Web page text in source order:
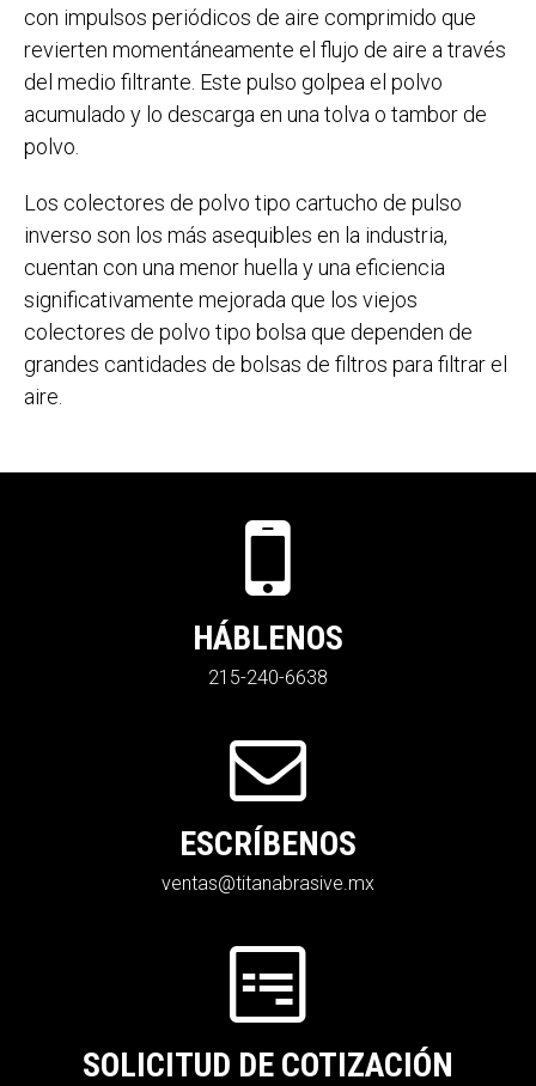
con impulsos periódicos de aire comprimido que
revierten momentáneamente el flujo de aire a través
del medio filtrante. Este pulso golpea el polvo
acumulado y lo descarga en una tolva o tambor de
polvo.
Los colectores de polvo tipo cartucho de pulso
inverso son los más asequibles en la industria,
cuentan con una menor huella y una eficiencia
significativamente mejorada que los viejos
colectores de polvo tipo bolsa que dependen de
grandes cantidades de bolsas de filtros para filtrar el
aire.
HÁBLENOS
215-240-6638
ESCRÍBENOS
ventas@titanabrasive.mx
SOLICITUD DE COTIZACIÓN